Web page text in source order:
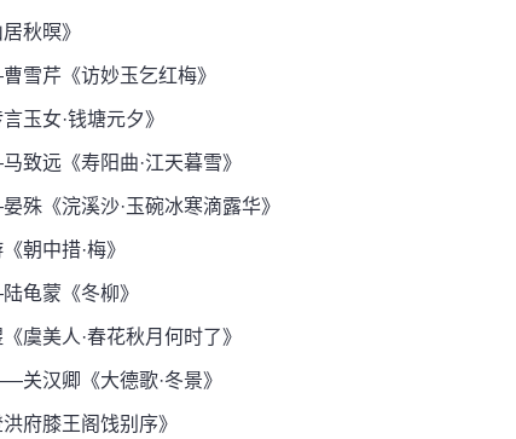
秋暝》
芹《访妙玉乞红梅》
女·钱塘元夕》
远《寿阳曲·江天暮雪》
《浣溪沙·玉碗冰寒滴露华》
中措·梅》
蒙《冬柳》
美人·春花秋月何时了》
汉卿《大德歌·冬景》
膝王阁饯别序》